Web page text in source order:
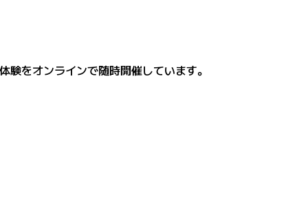
をオンラインで随時開催しています。